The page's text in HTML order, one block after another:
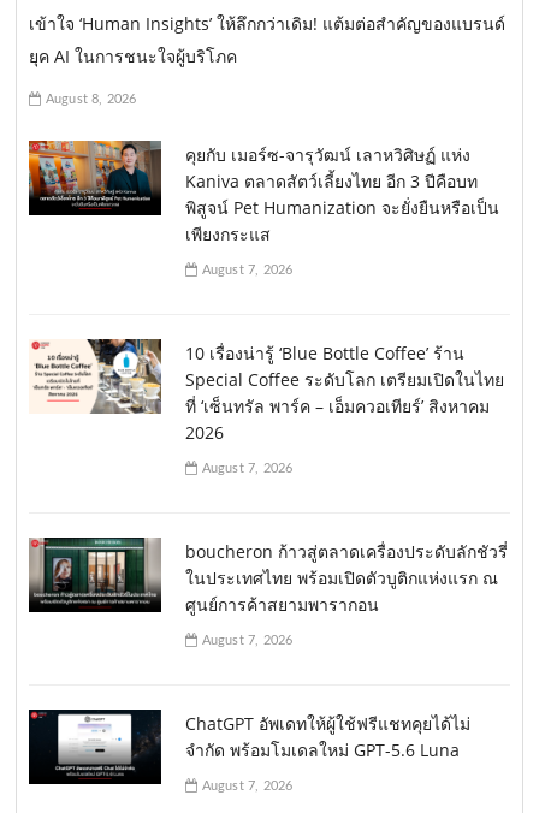
เข้าใจ ‘Human Insights’ ให้ลึกกว่าเดิม! แต้มต่อสำคัญของแบรนด์
ยุค AI ในการชนะใจผู้บริโภค
August 8, 2026
คุยกับ เมอร์ซ-จารุวัฒน์ เลาหวิศิษฏ์ แห่ง
Kaniva ตลาดสัตว์เลี้ยงไทย อีก 3 ปีคือบท
พิสูจน์ Pet Humanization จะยั่งยืนหรือเป็น
เพียงกระแส
August 7, 2026
10 เรื่องน่ารู้ ‘Blue Bottle Coffee’ ร้าน
Special Coffee ระดับโลก เตรียมเปิดในไทย
ที่ ‘เซ็นทรัล พาร์ค – เอ็มควอเทียร์’ สิงหาคม
2026
August 7, 2026
boucheron ก้าวสู่ตลาดเครื่องประดับลักชัวรี่
ในประเทศไทย พร้อมเปิดตัวบูติกแห่งแรก ณ
ศูนย์การค้าสยามพารากอน
August 7, 2026
ChatGPT อัพเดทให้ผู้ใช้ฟรีแชทคุยได้ไม่
จำกัด พร้อมโมเดลใหม่ GPT-5.6 Luna
August 7, 2026